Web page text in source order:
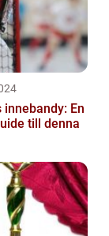
En
till denna